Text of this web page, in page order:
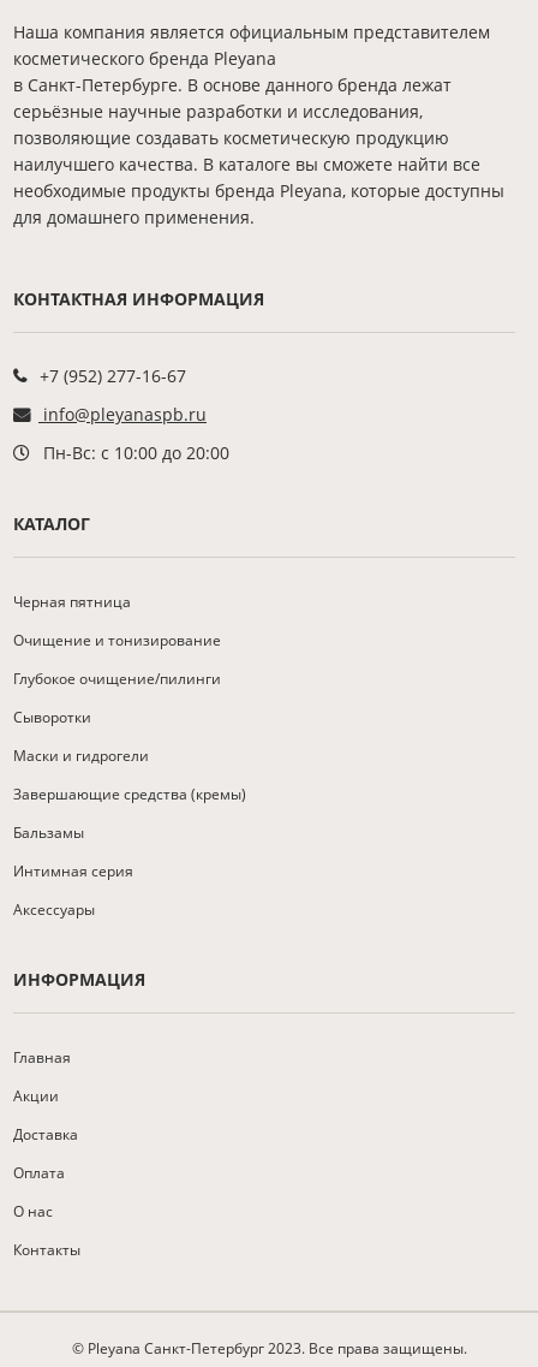
Наша компания является официальным представителем
косметического бренда Pleyana
в Санкт-Петербурге. В основе данного бренда лежат
серьёзные научные разработки и исследования,
позволяющие создавать косметическую продукцию
наилучшего качества. В каталоге вы сможете найти все
необходимые продукты бренда Pleyana, которые доступны
для домашнего применения.
КОНТАКТНАЯ ИНФОРМАЦИЯ
+7 (952) 277-16-67
info@pleyanaspb.ru
Пн-Вс: с 10:00 до 20:00
КАТАЛОГ
Черная пятница
Очищение и тонизирование
Глубокое очищение/пилинги
Сыворотки
Маски и гидрогели
Завершающие средства (кремы)
Бальзамы
Интимная серия
Аксессуары
ИНФОРМАЦИЯ
Главная
Акции
Доставка
Оплата
О нас
Контакты
© Pleyana Санкт-Петербург 2023. Все права защищены.